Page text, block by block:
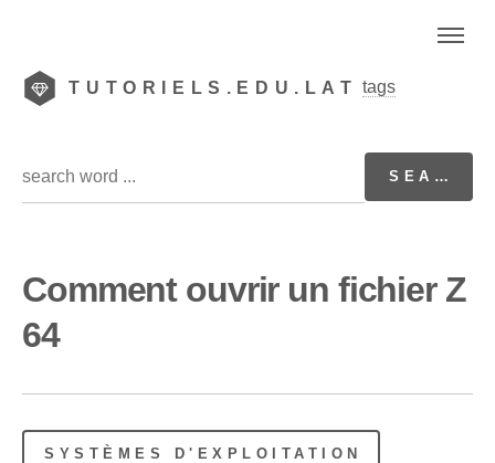
TUTORIELS.EDU.LAT tags
Comment ouvrir un fichier Z
64
SYSTÈMES D'EXPLOITATION